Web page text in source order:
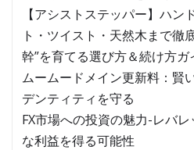
【アシストステッパー】ハン
ト・ツイスト・天然木まで徹
幹”を育てる選び方＆続け方ガ
ムームードメイン更新料：賢
デンティティを守る
FX市場への投資の魅力-レバ
な利益を得る可能性